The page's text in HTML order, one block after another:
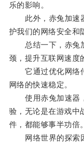
乐的影响。
此外，赤兔加速器
护我们的网络安全和
总结一下，赤兔加
颈，提升互联网速度
它通过优化网络传
网络的快速稳定。
使用赤兔加速器，
验，无论是在游戏中
件，都能够事半功倍。
网络世界的探索因